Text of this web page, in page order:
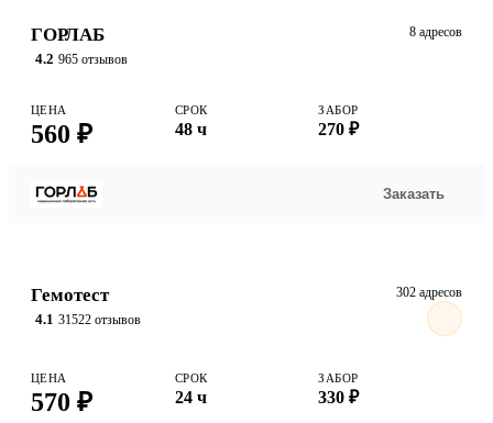
ГОРЛАБ
4.2 965 отзывов
8 адресов
ЦЕНА
560 ₽
СРОК
48 ч
ЗАБОР
270 ₽
Заказать
Гемотест
4.1 31522 отзывов
302 адресов
ЦЕНА
570 ₽
СРОК
24 ч
ЗАБОР
330 ₽